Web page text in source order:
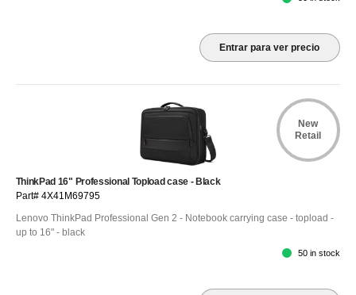
Entrar para ver precio
New
Retail
ThinkPad 16" Professional Topload case - Black
Part# 4X41M69795
Lenovo ThinkPad Professional Gen 2 - Notebook carrying case - topload -
up to 16" - black
50 in stock